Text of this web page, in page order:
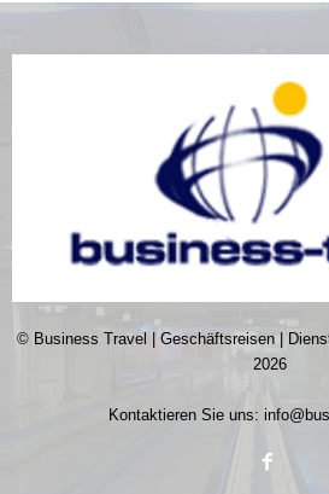
© Business Travel | Geschäftsreisen |
2026
Kontaktieren Sie uns: